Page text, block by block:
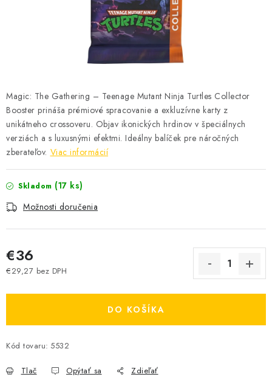
STAR WARS
ŠPECIÁLNE
Podmienky ochrany osobných údajov
Odstúpenie od zmluvy formou elektronického formulára
Magic: The Gathering – Teenage Mutant Ninja Turtles Collector
Booster prináša prémiové spracovanie a exkluzívne karty z
unikátneho crossoveru. Objav ikonických hrdinov v špeciálnych
verziách a s luxusnými efektmi. Ideálny balíček pre náročných
zberateľov. Viac informácií
Skladom (17 ks)
Možnosti doručenia
€36
€29,27 bez DPH
DO KOŠÍKA
Kód tovaru: 5532
Tlač Opýtať sa Zdieľať